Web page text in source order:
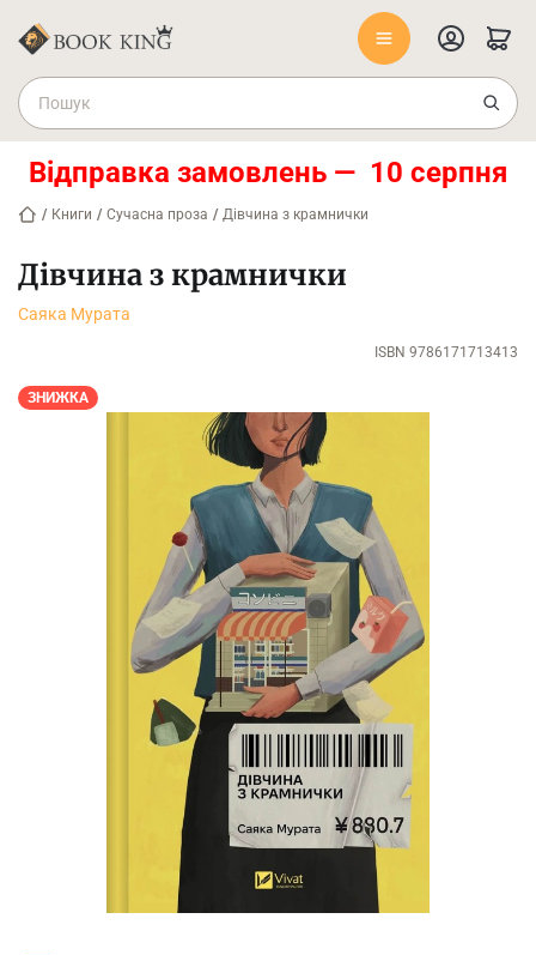
Відправка замовлень — 10 серпня
/ Книги / Сучасна проза / Дівчина з крамнички
Дівчина з крамнички
Саяка Мурата
ISBN 9786171713413
ЗНИЖКА